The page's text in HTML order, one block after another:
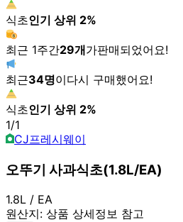
식초인기 상위 2%
최근 1주간29개가판매되었어요!
최근34명이다시 구매했어요!
식초인기 상위 2%
1/1
CJ프레시웨이
오뚜기 사과식초(1.8L/EA)
1.8L / EA
원산지: 상품 상세정보 참고